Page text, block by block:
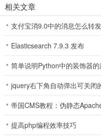
取更多钱！
3、待顾客用餐完毕，便需要服
更新日志
3、一些小bug修正。
相关文章
支付宝消9.0中的消息怎么转
Elasticsearch 7.9.3 发布
简单说明Python中的装饰器
jquery右下角自动弹出可关闭
帝国CMS教程：伪静态
提高php编程效率技巧